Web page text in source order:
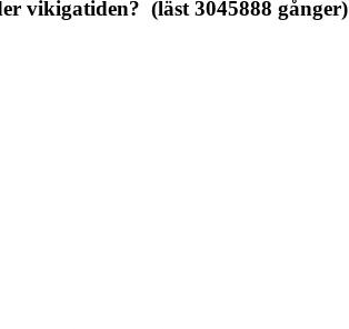
vikigatiden? (läst 3045888 gånger)